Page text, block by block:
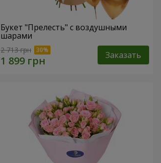
Букет "Прелесть" с воздушными
шарами
2 713 грн Заказать